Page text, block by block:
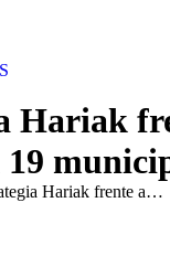
Hariak
19
Hariak frente a…